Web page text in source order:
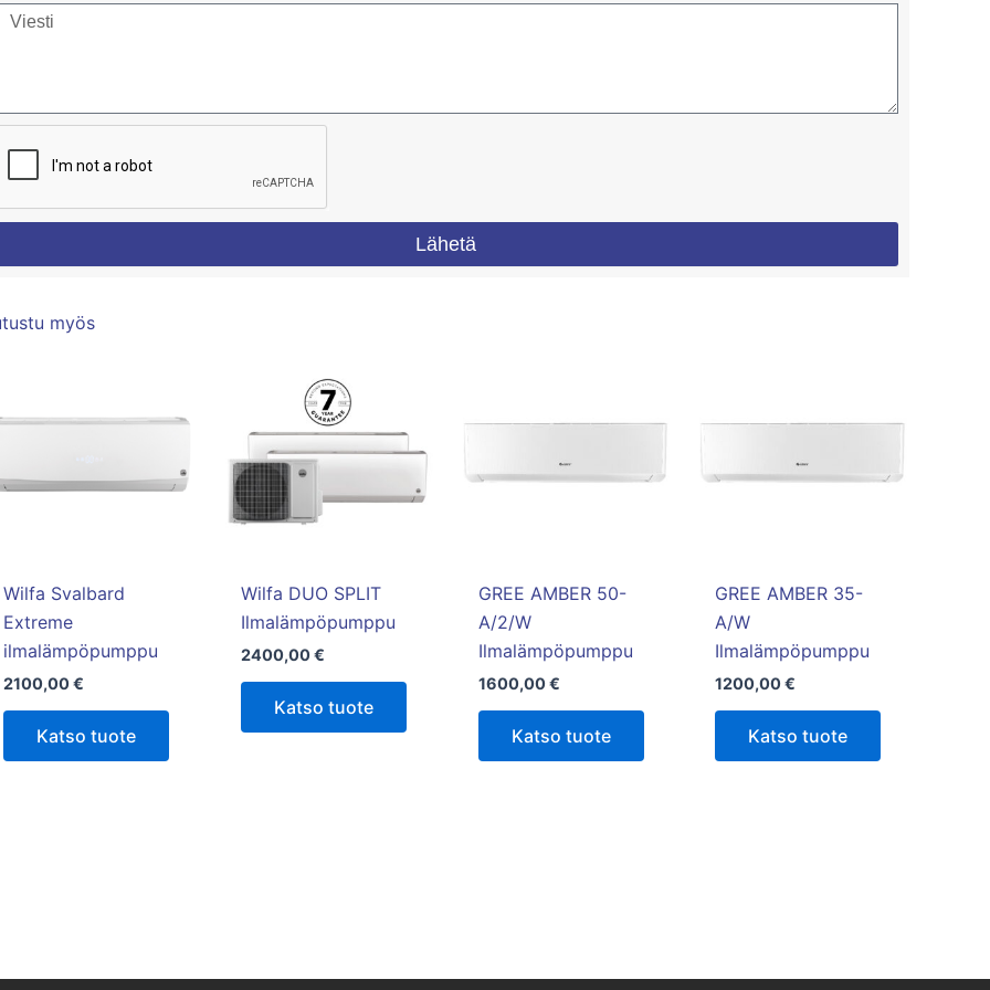
Lähetä
myös
Wilfa Svalbard
Extreme
ilmalämpöpumppu
2100,00€
Katso tuote
Wilfa DUO SPLIT
Ilmalämpöpumppu
2400,00€
Katso tuote
GREE AMBER 50-
A/2/W
Ilmalämpöpumppu
1600,00€
Katso tuote
GREE AMBER 35-
A/W
Ilmalämpöpumppu
1200,00€
Katso tuote